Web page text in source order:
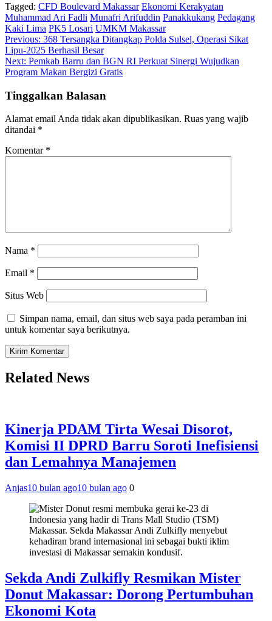
Tagged: CFD Boulevard Makassar Ekonomi Kerakyatan
Muhammad Ari Fadli Munafri Arifuddin Panakkukang Pedagang
Kaki Lima PK5 Losari UMKM Makassar
Navigasi
pos
Previous: 368 Tersangka Ditangkap Polda Sulsel, Operasi Sikat
Lipu-2025 Berhasil Besar
Next: Pemkab Barru dan BGN RI Perkuat Sinergi Wujudkan
Program Makan Bergizi Gratis
Tinggalkan Balasan
Alamat email Anda tidak akan dipublikasikan. Ruas yang wajib
ditandai *
Komentar *
Nama *
Email *
Situs Web
Simpan nama, email, dan situs web saya pada peramban ini
untuk komentar saya berikutnya.
Related News
Kinerja PDAM Tirta Wesai Disorot,
Komisi II DPRD Barru Soroti Inefisiensi
dan Lemahnya Manajemen
Anjas10 bulan ago10 bulan ago 0
Sekda Andi Zulkifly Resmikan Mister
Donut Makassar: Dorong Pertumbuhan
Ekonomi Kota